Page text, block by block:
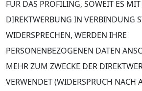
FÜR DAS PROFILING, SOWEIT ES
DIREKTWERBUNG IN VERBINDUNG
WIDERSPRECHEN, WERDEN IHRE
PERSONENBEZOGENEN DATEN
MEHR ZUM ZWECKE DER
VERWENDET (WIDERSPRUCH NACH